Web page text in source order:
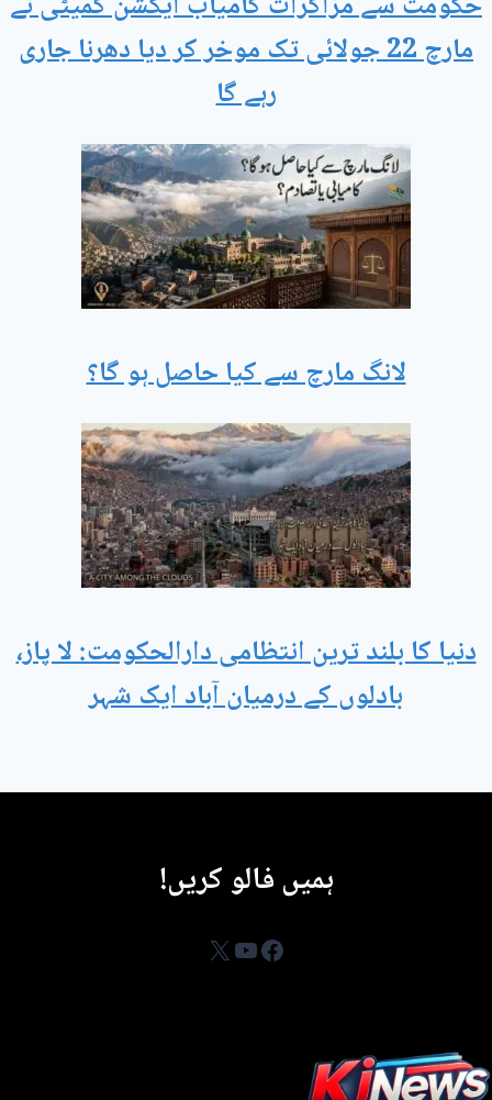
مارچ 22 جولائی تک موخر کر دیا دھرنا جاری
رہے گا
لانگ مارچ سے کیا حاصل ہو گا؟
دنیا کا بلند ترین انتظامی دارالحکومت: لا پاز،
بادلوں کے درمیان آباد ایک شہر
ہمیں فالو کریں!
Facebook
YouTube
X